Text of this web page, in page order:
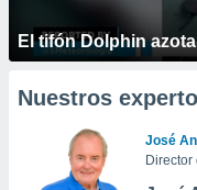
El tifón Dolphin
Nuestros
José
Director